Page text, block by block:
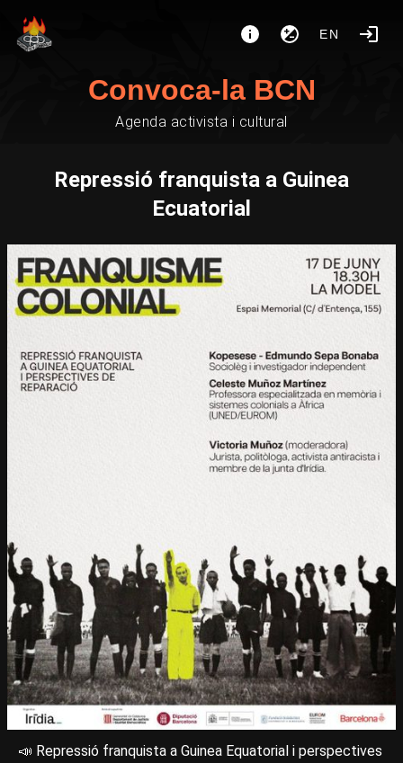
EN
Convoca-la BCN
Agenda activista i cultural
Repressió franquista a Guinea
Ecuatorial
📣 Repressió franquista a Guinea Equatorial i perspectives